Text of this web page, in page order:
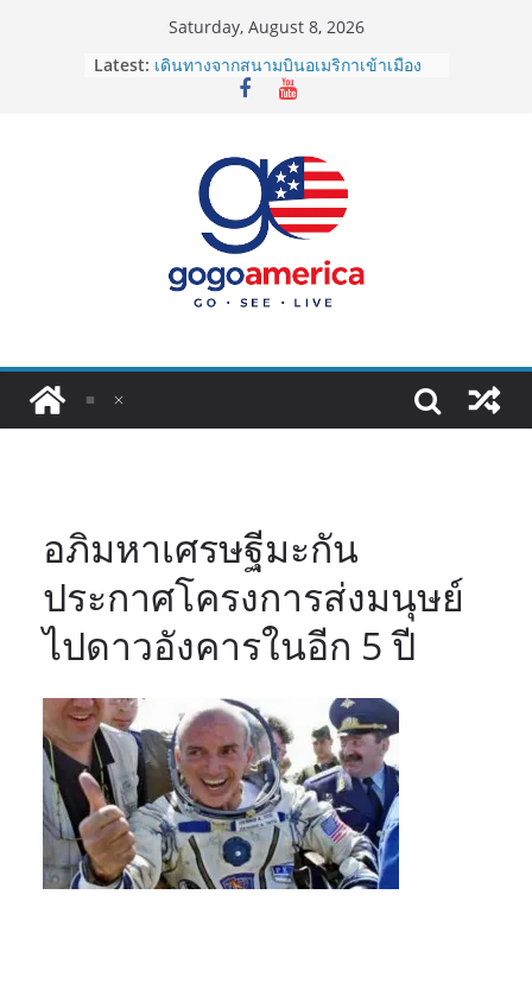
Saturday, August 8, 2026
Latest: เดินทางจากสนามบินอเมริกาเข้าเมือง
2026: LAX, JFK, SFO ไปยังไงดี?
ประเทศต้องรู้
ซิมการ์ดอเมริกา 2026: ใช้ยี่ห้อไหนดี
ที่สุด? เปรียบเทียบครบจบในบทความ
โอนเงินจากอเมริกากลับไทย ใช้วิธีไหน
ประหยัดและคุ้มที่สุดในปี 2026?
VPN สำหรับใช้ในอเมริกา 2026: ตัว
อภิมหาเศรษฐีมะกัน
ประกาศโครงการส่งมนุษย์
ไปดาวอังคารในอีก 5 ปี